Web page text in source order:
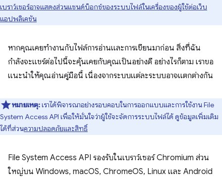
เบราว์เซอร์อาจแสดงส่วนแซนด์บ็อกซ์ของระบบไฟล์ในเครื่องของผู้ใช้ต่อเว็บ
แอปพลิเคชัน
หากคุณเคยทำงานกับไฟล์การอ่านและการเขียนมาก่อน สิ่งที่ฉัน
กำลังจะแชร์ต่อไปนี้จะคุ้นเคยกับคุณเป็นอย่างดี อย่างไรก็ตาม เราขอ
แนะนำให้คุณอ่านคู่มือนี้ เนื่องจากระบบแต่ละระบบอาจแตกต่างกัน
หมายเหตุ:เราได้พิจารณาอย่างรอบคอบในการออกแบบและการใช้งาน File
System Access API เพื่อให้มั่นใจว่าผู้ใช้จะจัดการระบบไฟล์ได้ ดูข้อมูลเพิ่มเติม
ได้ที่ส่วนความปลอดภัยและสิทธิ์
File System Access API รองรับในเบราว์เซอร์ Chromium ส่วน
ใหญ่บน Windows, macOS, ChromeOS, Linux และ Android